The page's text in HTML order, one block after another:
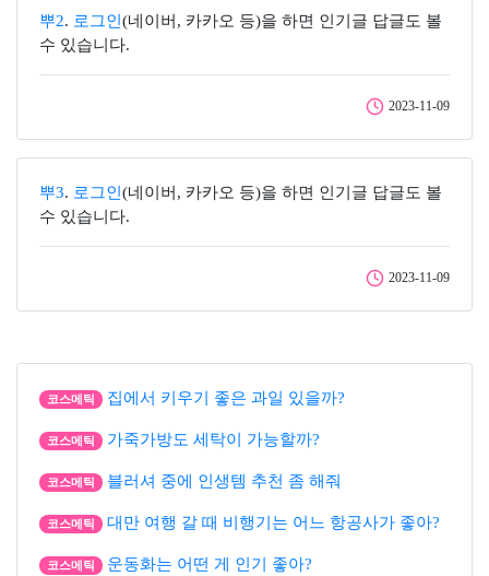
뿌2. 로그인 (네이버, 카카오 등)을 하면 인기글 답글도 볼
수 있습니다.
2023-11-09
뿌3. 로그인 (네이버, 카카오 등)을 하면 인기글 답글도 볼
수 있습니다.
2023-11-09
코스메틱 집에서 키우기 좋은 과일 있을까?
코스메틱 가죽가방도 세탁이 가능할까?
코스메틱 블러셔 중에 인생템 추천 좀 해줘
코스메틱 대만 여행 갈 때 비행기는 어느 항공사가 좋아?
코스메틱 운동화는 어떤 게 인기 좋아?